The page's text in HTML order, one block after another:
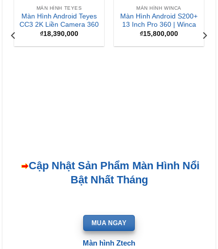
S200+
| Winca
Cập Nhật Sản Phẩm Màn Hình Nổi
Bật Nhất Tháng
MUA NGAY
Màn hình Ztech